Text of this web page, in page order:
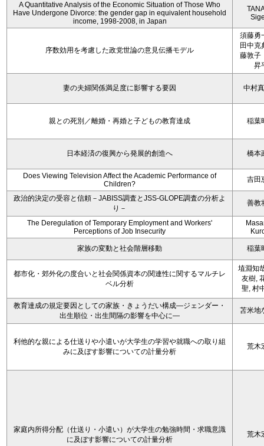
A Quantitative Analysis of the Economic Situation of Those Who
Have Undergone Divorce: the gender gap in equivalent household
income, 1998-2008, in Japan
序数効用を考慮した政党世論の意見伝播モデル
須藤勇
田中克
藤敦子
昇
妻の夫婦関係満足度に影響する要因 中村
親との死別／離婚・再婚と子どもの教育達成 稲葉
日本経済の復興から発展的創造へ 橋本
Does Viewing Television Affect the Academic Performance of
Children?
吉田
政治的決定の受容と信頼－JABISS調査とJSS-GLOPE調査の分析よ
り－
善教
The Deregulation of Temporary Employment and Workers'
Perceptions of Job Insecurity
家族の変動と社会階層移動 稲葉
都市化・郊外化の度合いと社会関係資本の関連性に関するマルチレ
ベル分析
埴淵知
友樹,
聖, 村
教育達成の規定要因としての家族・きょうだい構成―ジェンダー・
出生順位・出生間隔の影響を中心に―
苫米地
利他的な親による仕送りや小遣いが大学生の学習や就職への取り組
みに及ぼす影響についての計量分析
荒木
家庭内所得分配（仕送り・小遣い）が大学生の勉強時間・求職意識
に及ぼす影響についての計量分析
荒木